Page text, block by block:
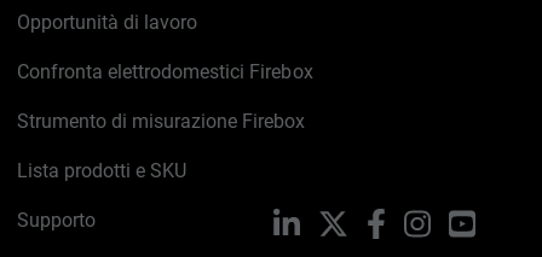
Opportunità di lavoro
Confronta elettrodomestici Firebox
Strumento di misurazione Firebox
Lista prodotti e SKU
Supporto LinkedIn FacebookInstagram